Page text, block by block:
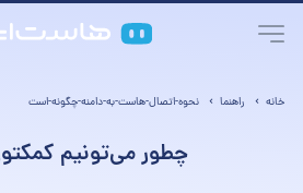
خانه راهنما نحوه-اتصال-هاست-به-دامنه-چگونه-است
چطور می‌تونیم